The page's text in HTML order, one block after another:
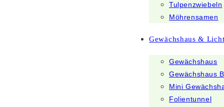
Tulpenzwiebeln
Möhrensamen
Gewächshaus & Licht
Gewächshaus
Gewächshaus
Mini
Folientunnel